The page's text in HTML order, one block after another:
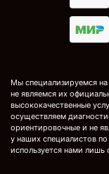
Мы специализируемся
не являемся их
высококачественные
осуществляем
ориентировочные и не
у наших специалистов
используется нами